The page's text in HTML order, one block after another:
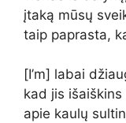
įtaką mūsų
taip paprasta,
[I’m] labai
kad jis
apie kaulų